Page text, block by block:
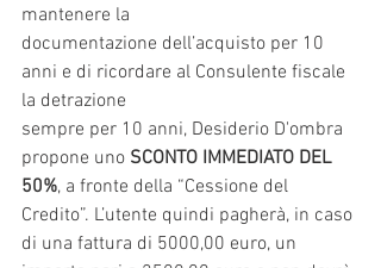
mantenere la
documentazione dell’acquisto per 10
anni e di ricordare al Consulente fiscale
la detrazione
sempre per 10 anni, Desiderio D'ombra
propone uno SCONTO IMMEDIATO DEL
50%, a fronte della “Cessione del
Credito”. L’utente quindi pagherà, in caso
di una fattura di 5000,00 euro, un